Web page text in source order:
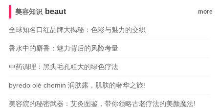
水
美容知识 beaut more
全球知名口红品牌大揭秘：色彩与魅力的交织
香水中的麝香：魅力背后的风险考量
中药调理：黑头毛孔粗大的绿色疗法
byredo olé chemin 润肤露，肌肤的奢华之旅!
美容院的秘密武器：艾灸图鉴，带你领略古老疗法的美颜魔法!